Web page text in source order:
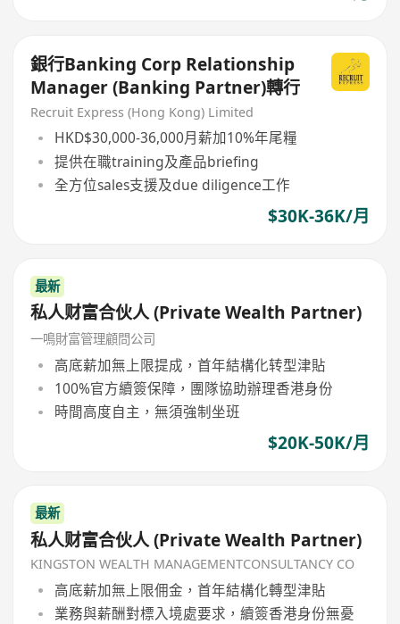
銀行Banking Corp Relationship
Manager (Banking Partner)轉行
Recruit Express (Hong Kong) Limited
HKD$30,000-36,000月薪加10%年尾糧
提供在職training及產品briefing
全方位sales支援及due diligence工作
$30K-36K/月
最新
私人财富合伙人 (Private Wealth Partner)
一鳴財富管理顧問公司
高底薪加無上限提成，首年結構化转型津貼
100%官方續簽保障，團隊協助辦理香港身份
時間高度自主，無須強制坐班
$20K-50K/月
最新
私人财富合伙人 (Private Wealth Partner)
KINGSTON WEALTH MANAGEMENTCONSULTANCY CO
高底薪加無上限佣金，首年結構化轉型津貼
業務與薪酬對標入境處要求，續簽香港身份無憂